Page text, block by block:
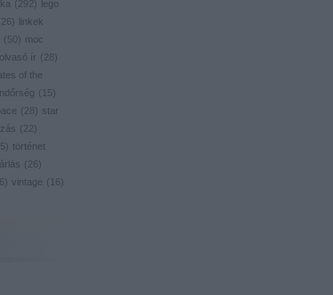
( 292)
lego
26 )
linkek
( 50) moc
olvasó ír ( 28 )
of the
( 15)
( 28 ) star
( 22)
15) történet
( 26 )
) vintage ( 16 )